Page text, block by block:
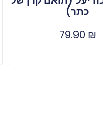
כתר)
79.90 ₪